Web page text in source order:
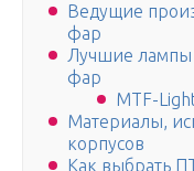
Ведущие
фар
Лучшие лампы
фар
MTF-
Материалы,
корпусов
Как выбрать